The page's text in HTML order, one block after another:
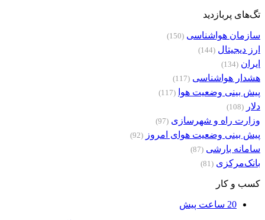
تگ‌های پربازدید
سازمان هواشناسی (150)
ارز دیجیتال (144)
ایران (134)
هشدار هواشناسی (117)
پیش بینی وضعیت هوا (117)
دلار (108)
وزارت راه و شهرسازی (97)
پیش بینی وضعیت هوای امروز (92)
سامانه بارشی (87)
بانک‌مرکزی (81)
کسب و کار
20 ساعت پیش